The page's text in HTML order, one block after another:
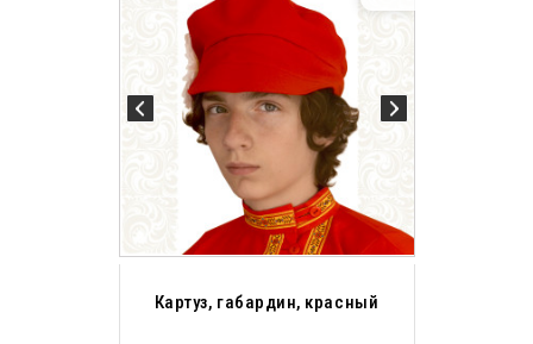
Картуз, габардин, красный